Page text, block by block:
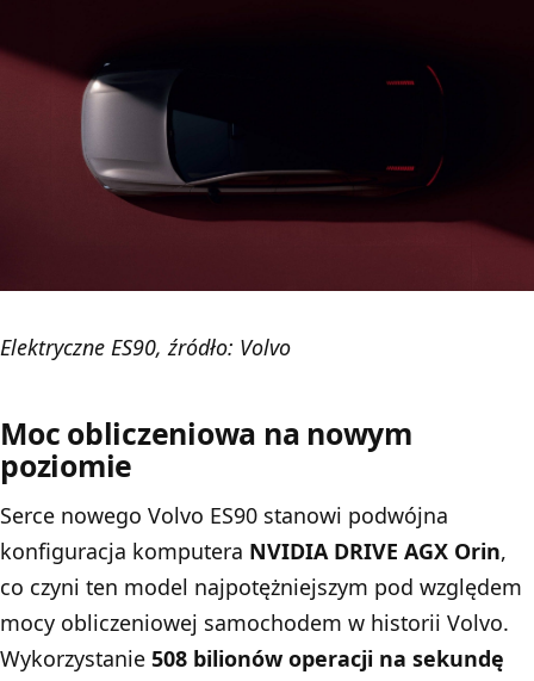
Elektryczne ES90, źródło: Volvo
Moc obliczeniowa na nowym
poziomie
Serce nowego Volvo ES90 stanowi podwójna
konfiguracja komputera NVIDIA DRIVE AGX Orin,
co czyni ten model najpotężniejszym pod względem
mocy obliczeniowej samochodem w historii Volvo.
Wykorzystanie 508 bilionów operacji na sekundę